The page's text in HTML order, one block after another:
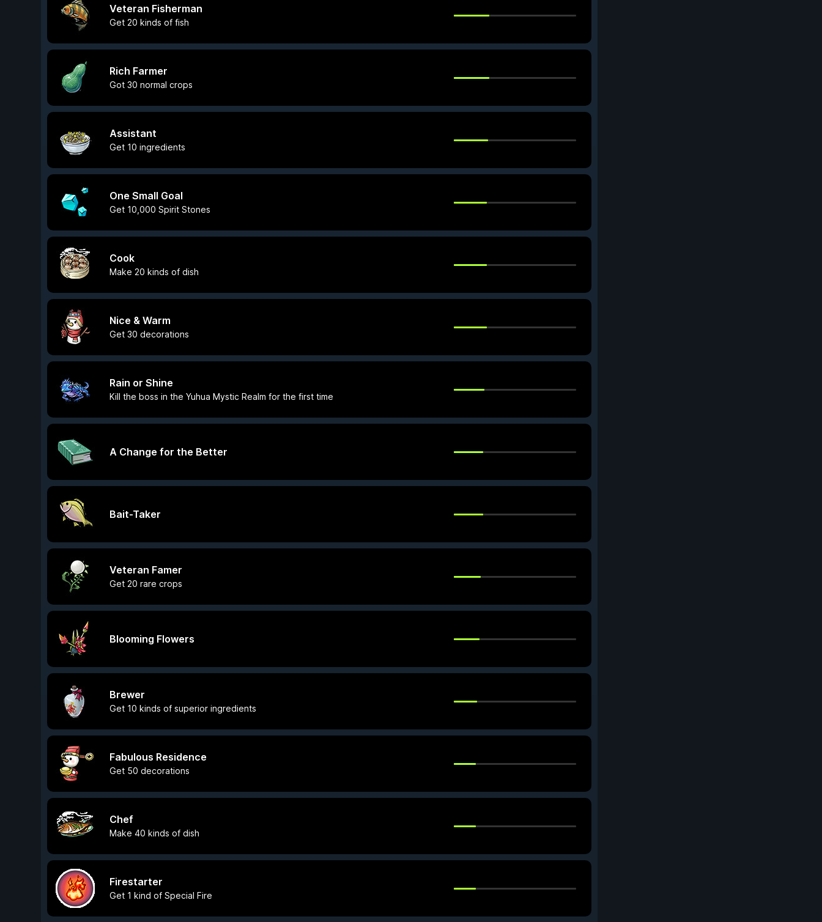
Veteran Fisherman
Get 20 kinds of fish
Rich Farmer
Got 30 normal crops
Assistant
Get 10 ingredients
One Small Goal
Get 10,000 Spirit Stones
Cook
Make 20 kinds of dish
Nice & Warm
Get 30 decorations
Rain or Shine
Kill the boss in the Yuhua Mystic Realm for the first time
A Change for the Better
Bait-Taker
Veteran Famer
Get 20 rare crops
Blooming Flowers
Brewer
Get 10 kinds of superior ingredients
Fabulous Residence
Get 50 decorations
Chef
Make 40 kinds of dish
Firestarter
Get 1 kind of Special Fire